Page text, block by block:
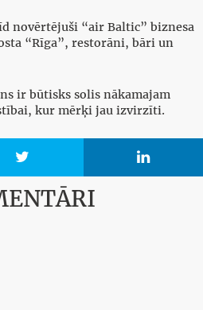
novērtējuši “air Baltic” biznesa
“Rīga”, restorāni, bāri un
ir būtisks solis nākamajam
kur mērķi jau izvirzīti.
 